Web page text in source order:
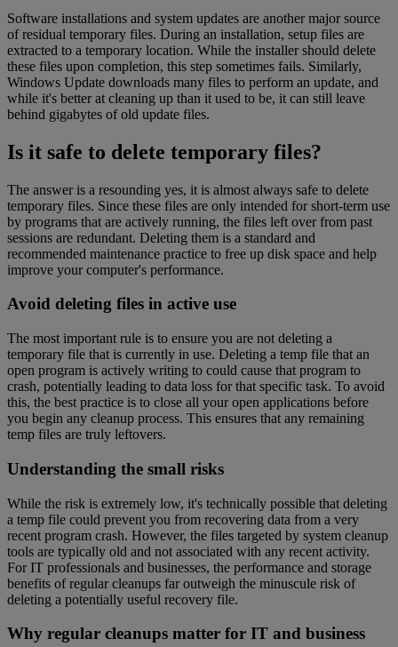
Software installations and system updates are another major source
of residual temporary files. During an installation, setup files are
extracted to a temporary location. While the installer should delete
these files upon completion, this step sometimes fails. Similarly,
Windows Update downloads many files to perform an update, and
while it's better at cleaning up than it used to be, it can still leave
behind gigabytes of old update files.
Is it safe to delete temporary files?
The answer is a resounding yes, it is almost always safe to delete
temporary files. Since these files are only intended for short-term use
by programs that are actively running, the files left over from past
sessions are redundant. Deleting them is a standard and
recommended maintenance practice to free up disk space and help
improve your computer's performance.
Avoid deleting files in active use
The most important rule is to ensure you are not deleting a
temporary file that is currently in use. Deleting a temp file that an
open program is actively writing to could cause that program to
crash, potentially leading to data loss for that specific task. To avoid
this, the best practice is to close all your open applications before
you begin any cleanup process. This ensures that any remaining
temp files are truly leftovers.
Understanding the small risks
While the risk is extremely low, it's technically possible that deleting
a temp file could prevent you from recovering data from a very
recent program crash. However, the files targeted by system cleanup
tools are typically old and not associated with any recent activity.
For IT professionals and businesses, the performance and storage
benefits of regular cleanups far outweigh the minuscule risk of
deleting a potentially useful recovery file.
Why regular cleanups matter for IT and business